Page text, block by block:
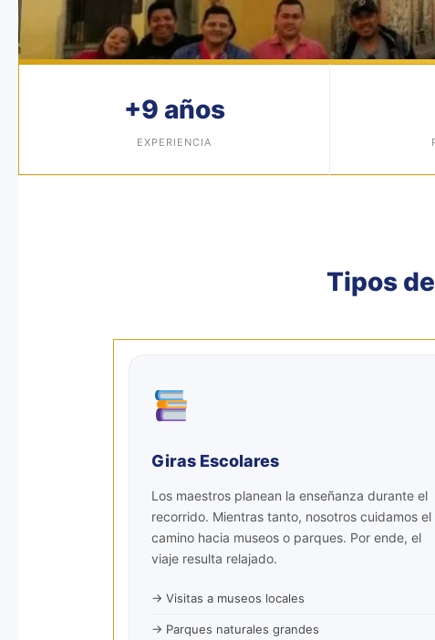
EDUCATIVO ·
Giras
Los directores de colegios
asignados. De este modo,
+9 años
EXPERIENCIA
Tipos de
Giras Escolares
Los maestros planean la enseñanza durante el
recorrido. Mientras tanto, nosotros cuidamos el
camino hacia museos o parques. Por ende, el
viaje resulta relajado.
→ Visitas a museos locales
→ Parques naturales grandes